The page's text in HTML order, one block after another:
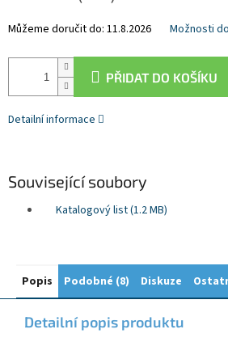
Můžeme doručit do: 11.8.2026 Možnosti
PŘIDAT DO KOŠÍKU
Detailní informace
Související soubory
Katalogový list (1.2 MB)
Popis Podobné (8) Diskuze
Detailní popis produktu